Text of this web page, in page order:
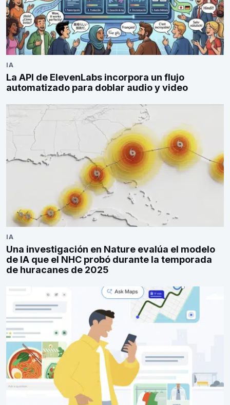
IA
La API de ElevenLabs incorpora un flujo
automatizado para doblar audio y video
IA
Una investigación en Nature evalúa el modelo
de IA que el NHC probó durante la temporada
de huracanes de 2025